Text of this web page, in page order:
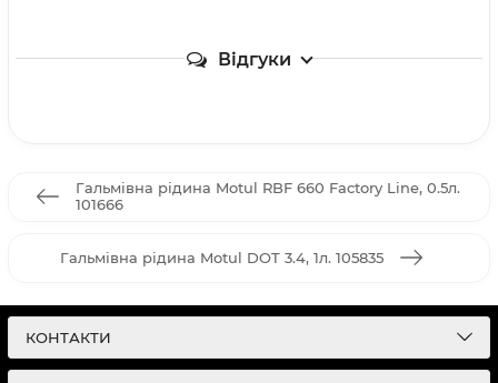
Відгуки
Гальмівна рідина Motul RBF 660 Factory Line, 0.5л.
101666
Гальмівна рідина Motul DOT 3.4, 1л. 105835
КОНТАКТИ